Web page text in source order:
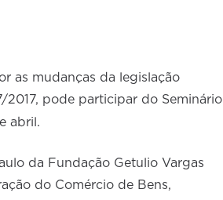
as mudanças da legislação
2017, pode participar do Seminário
abril.
da Fundação Getulio Vargas
do Comércio de Bens,